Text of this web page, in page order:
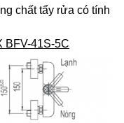
chất tẩy rửa có tính
BFV-41S-5C